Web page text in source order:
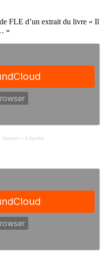
FLE d’un extrait du livre « Il
»
Citoyen – Il faudra